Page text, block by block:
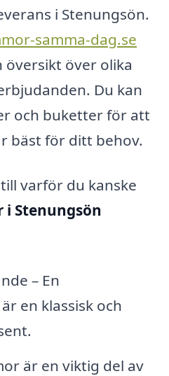
i Stenungsön.
samma-dag.se
översikt över olika
Du kan
och buketter för att
bäst för ditt behov.
varför du kanske
i Stenungsön
– En
en klassisk och
är en viktig del av